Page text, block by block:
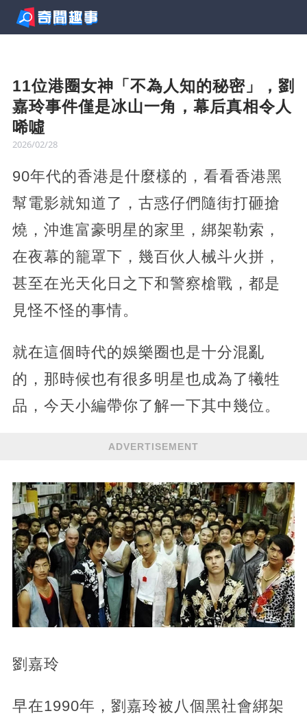
11位港圈女神「不為人知的秘密」，劉
嘉玲事件僅是冰山一角，幕后真相令人
唏噓
2026/02/28
90年代的香港是什麼樣的，看看香港黑
幫電影就知道了，古惑仔們隨街打砸搶
燒，沖進富豪明星的家里，綁架勒索，
在夜幕的籠罩下，幾百伙人械斗火拼，
甚至在光天化日之下和警察槍戰，都是
見怪不怪的事情。
就在這個時代的娛樂圈也是十分混亂
的，那時候也有很多明星也成為了犧牲
品，今天小編帶你了解一下其中幾位。
ADVERTISEMENT
劉嘉玲
早在1990年，劉嘉玲被八個黑社會綁架